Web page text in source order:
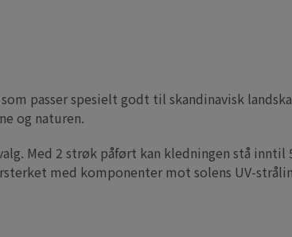
passer spesielt godt til skandinavisk
og naturen.
Med 2 strøk påført kan kledningen stå inntil
med komponenter mot solens UV-